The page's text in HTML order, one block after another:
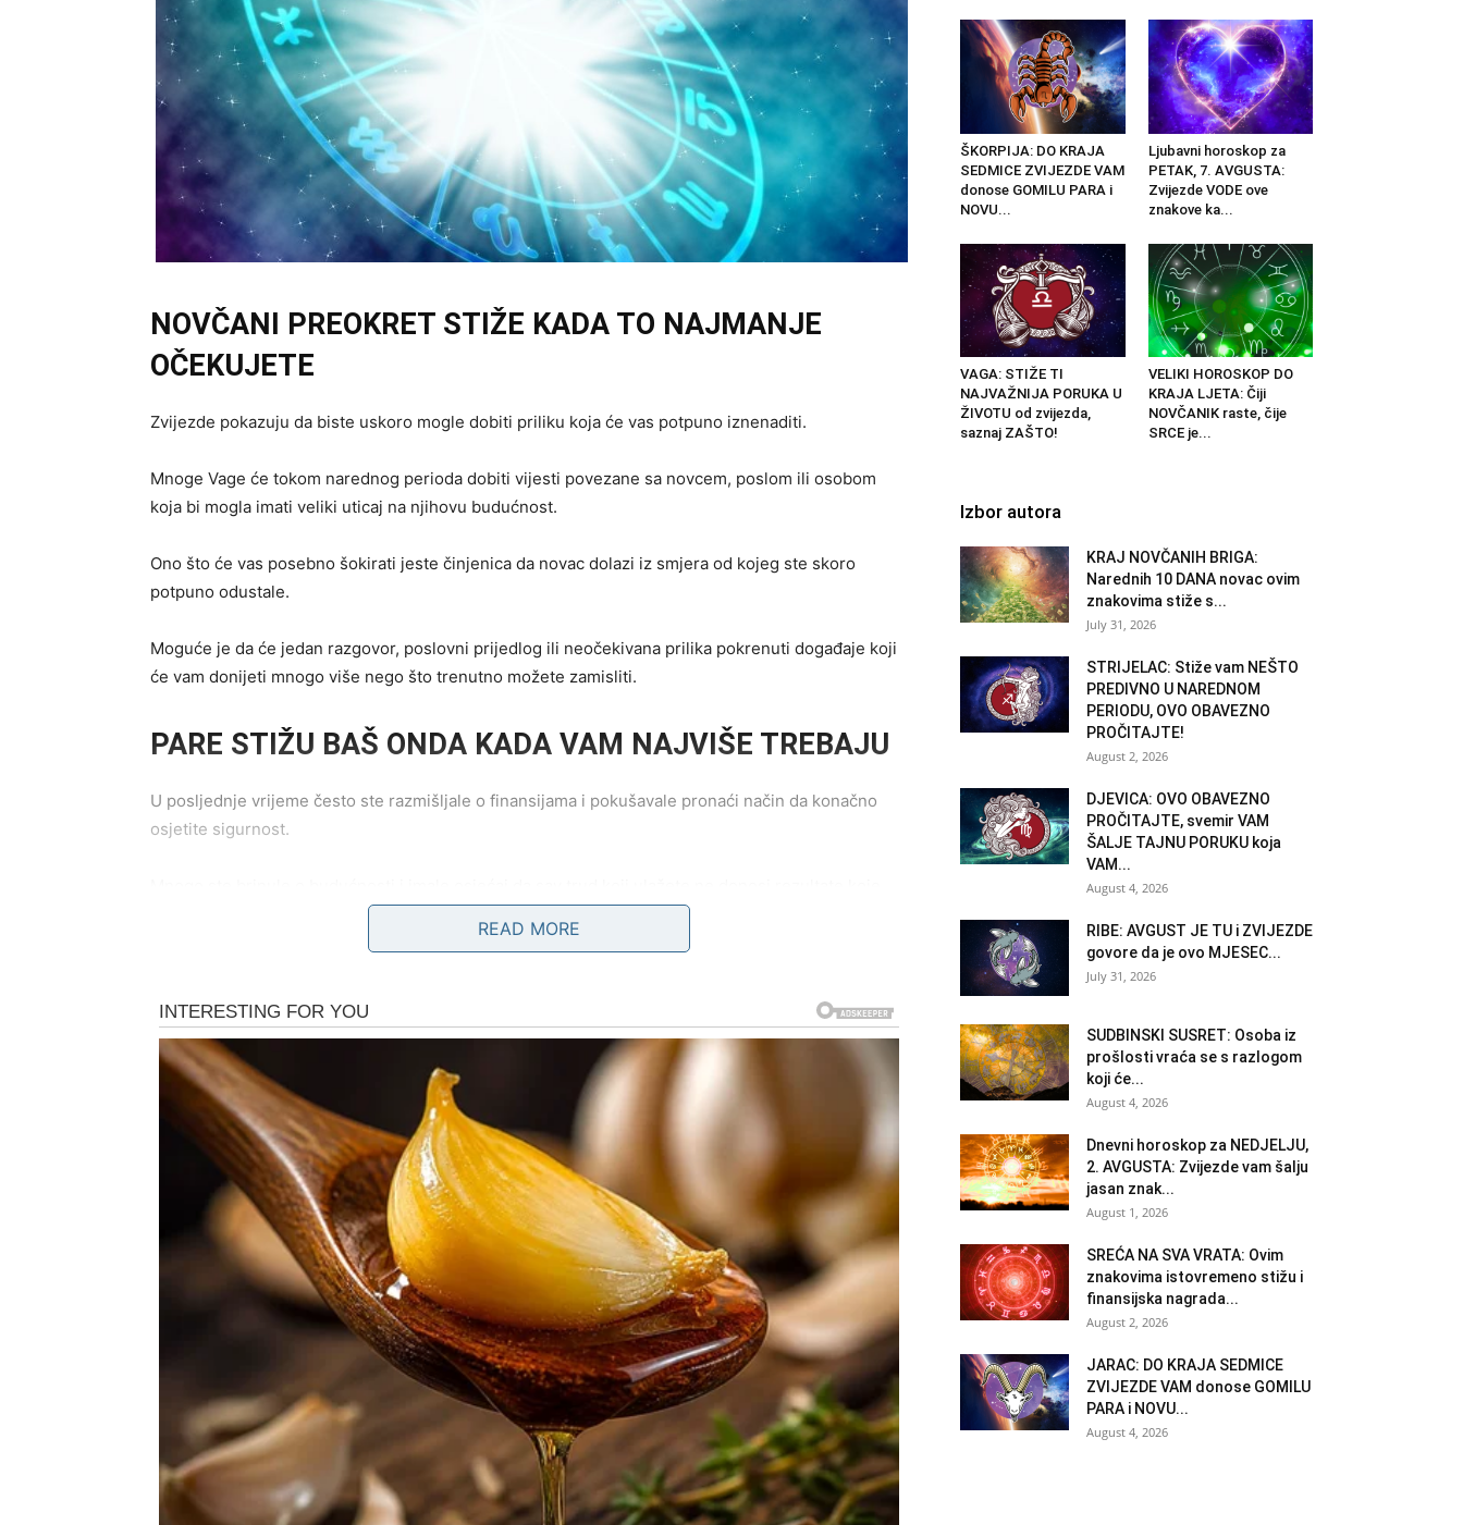
NOVČANI PREOKRET STIŽE KADA TO NAJMANJE
OČEKUJETE
Zvijezde pokazuju da biste uskoro mogle dobiti priliku koja će vas potpuno iznenaditi.
Mnoge Vage će tokom narednog perioda dobiti vijesti povezane sa novcem, poslom ili osobom
koja bi mogla imati veliki uticaj na njihovu budućnost.
Ono što će vas posebno šokirati jeste činjenica da novac dolazi iz smjera od kojeg ste skoro
potpuno odustale.
Moguće je da će jedan razgovor, poslovni prijedlog ili neočekivana prilika pokrenuti događaje koji
će vam donijeti mnogo više nego što trenutno možete zamisliti.
PARE STIŽU BAŠ ONDA KADA VAM NAJVIŠE TREBAJU
U posljednje vrijeme često ste razmišljale o finansijama i pokušavale pronaći način da konačno
osjetite sigurnost.
Mnoge Vage će konačno osjetiti olakšanje i mir jer će finansijska situacija početi ići u mnogo
boljem smjeru.
READ MORE
ŠKORPIJA: DO KRAJA
SEDMICE ZVIJEZDE VAM
donose GOMILU PARA i
NOVU...
Ljubavni horoskop za
PETAK, 7. AVGUSTA:
Zvijezde VODE ove
znakove ka...
VAGA: STIŽE TI
NAJVAŽNIJA PORUKA U
ŽIVOTU od zvijezda,
saznaj ZAŠTO!
VELIKI HOROSKOP DO
KRAJA LJETA: Čiji
NOVČANIK raste, čije
SRCE je...
Izbor autora
KRAJ NOVČANIH BRIGA:
Narednih 10 DANA novac ovim
znakovima stiže s...
July 31, 2026
STRIJELAC: Stiže vam NEŠTO
PREDIVNO U NAREDNOM
PERIODU, OVO OBAVEZNO
PROČITAJTE!
August 2, 2026
DJEVICA: OVO OBAVEZNO
PROČITAJTE, svemir VAM
ŠALJE TAJNU PORUKU koja
VAM...
August 4, 2026
RIBE: AVGUST JE TU i ZVIJEZDE
govore da je ovo MJESEC...
July 31, 2026
SUDBINSKI SUSRET: Osoba iz
prošlosti vraća se s razlogom
koji će...
August 4, 2026
Dnevni horoskop za NEDJELJU,
2. AVGUSTA: Zvijezde vam šalju
jasan znak...
August 1, 2026
SREĆA NA SVA VRATA: Ovim
znakovima istovremeno stižu i
finansijska nagrada...
August 2, 2026
JARAC: DO KRAJA SEDMICE
ZVIJEZDE VAM donose GOMILU
PARA i NOVU...
August 4, 2026